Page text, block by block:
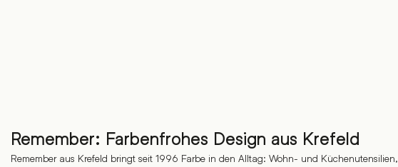
Remember: Farbenfrohes Design aus Krefeld
Remember aus Krefeld bringt seit 1996 Farbe in den Alltag: Wohn- und Küchenutensilien,